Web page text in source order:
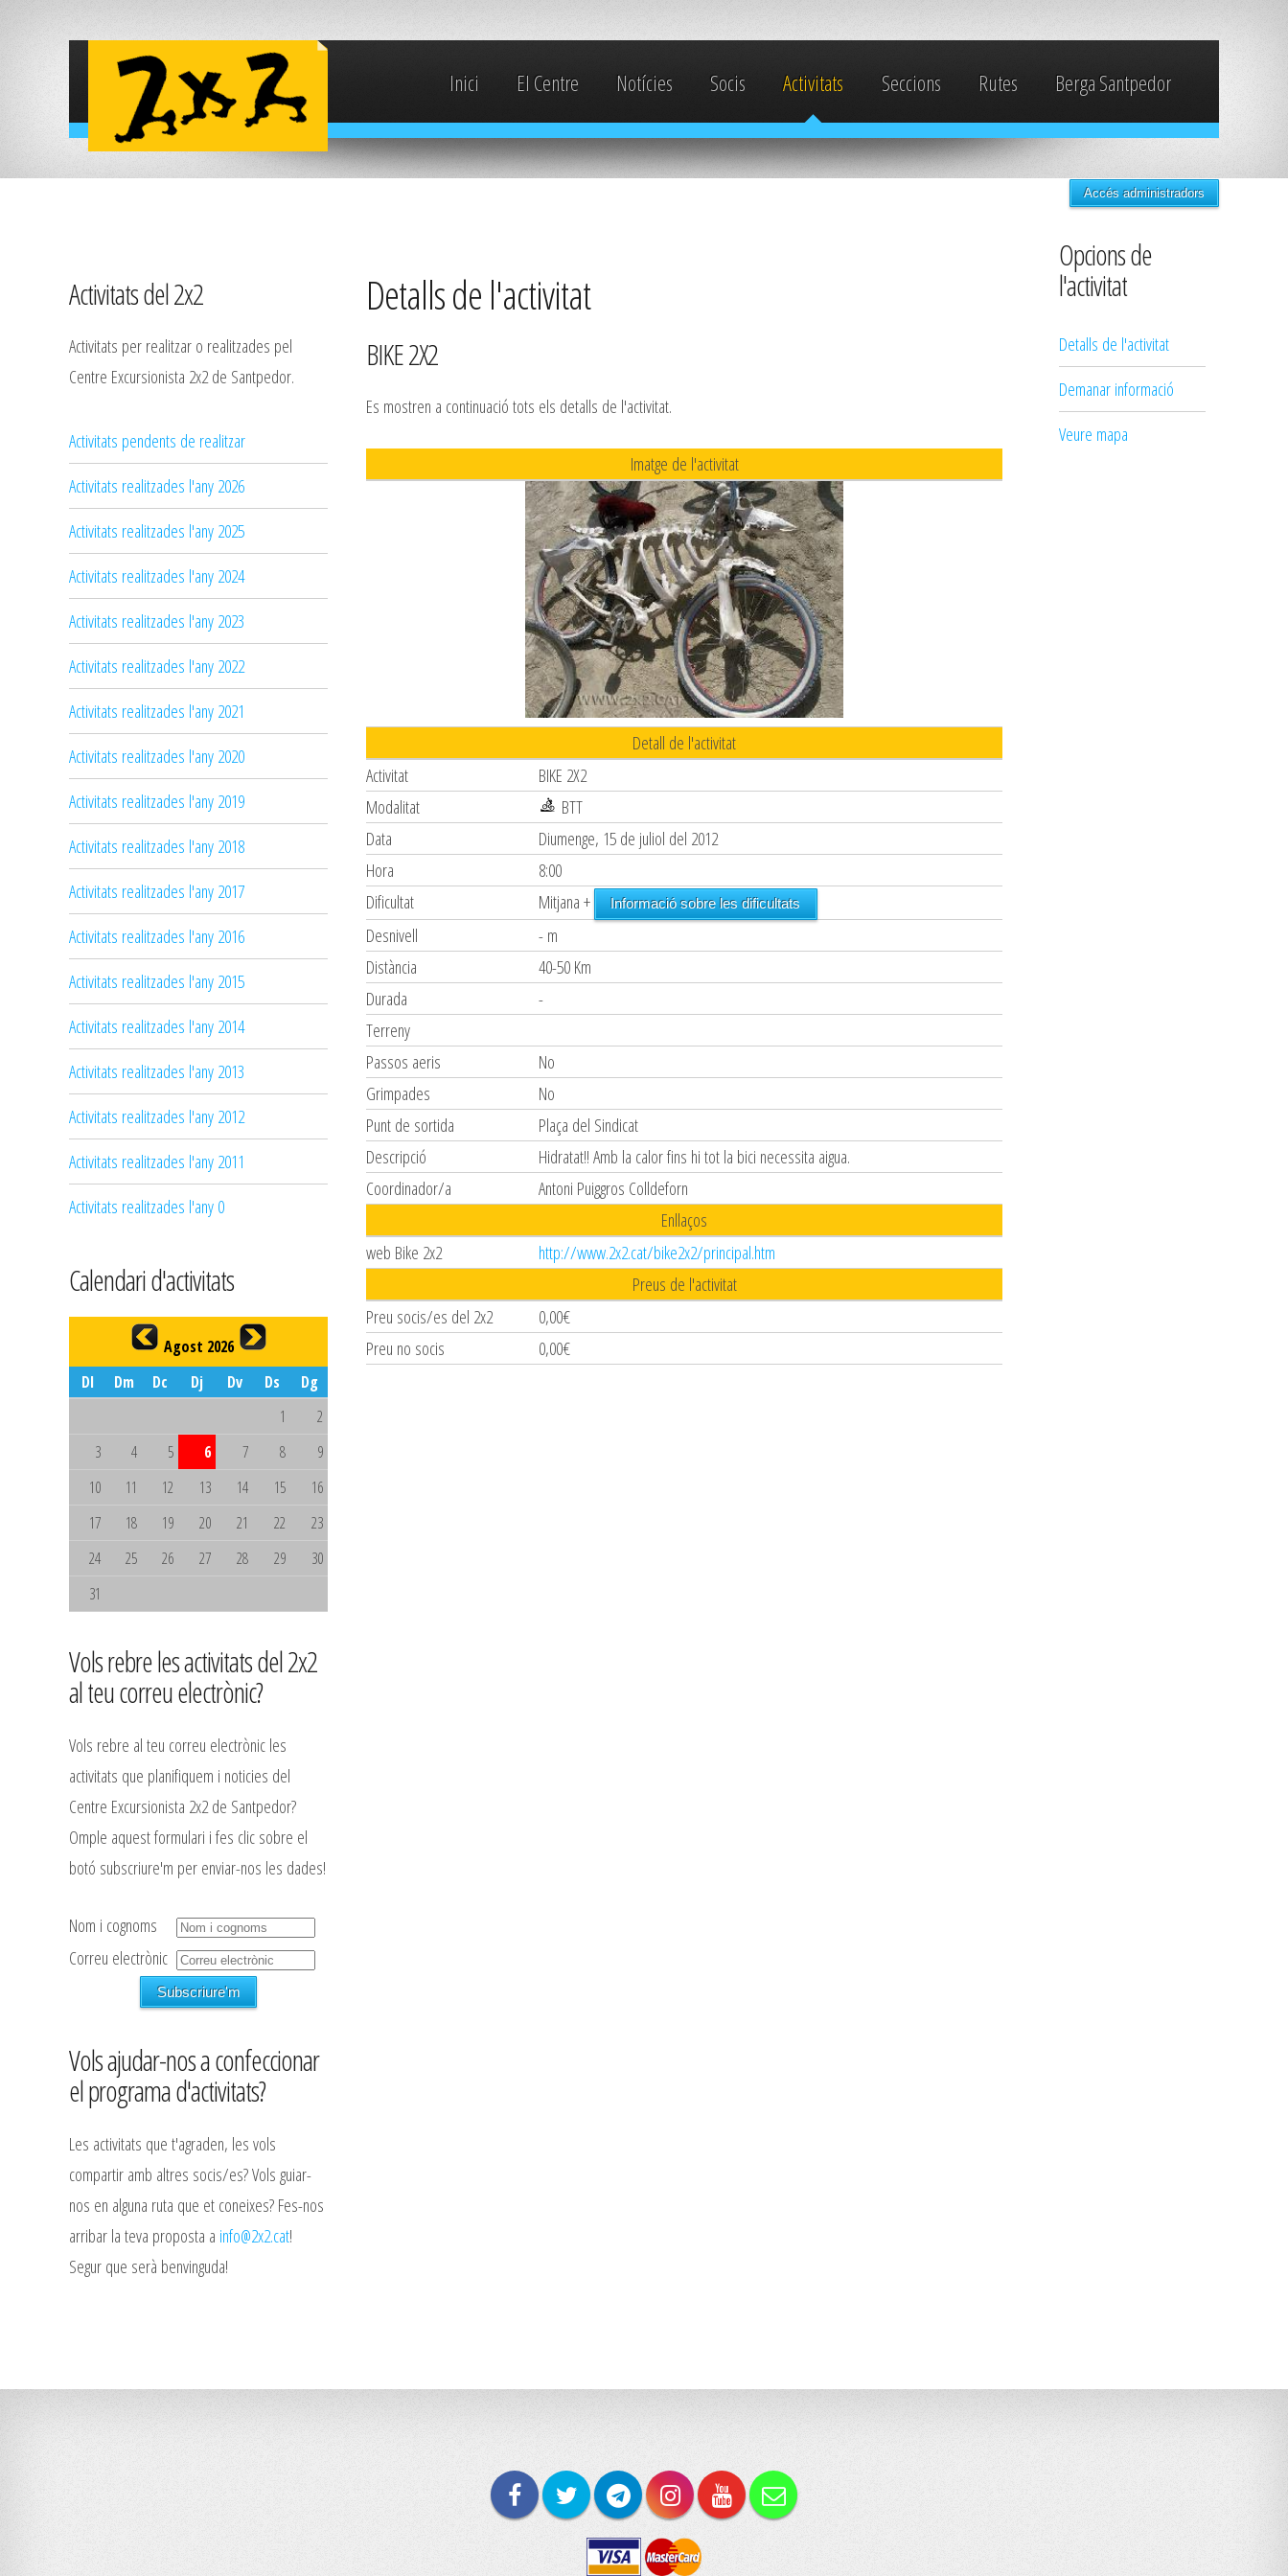
Inici El Centre Notícies Socis Activitats Seccions Rutes Berga Santpedor
Accés administradors
Activitats del 2x2
Activitats per realitzar o realitzades pel
Centre Excursionista 2x2 de Santpedor.
Activitats pendents de realitzar
Activitats realitzades l'any 2026
Activitats realitzades l'any 2025
Activitats realitzades l'any 2024
Activitats realitzades l'any 2023
Activitats realitzades l'any 2022
Activitats realitzades l'any 2021
Activitats realitzades l'any 2020
Activitats realitzades l'any 2019
Activitats realitzades l'any 2018
Activitats realitzades l'any 2017
Activitats realitzades l'any 2016
Activitats realitzades l'any 2015
Activitats realitzades l'any 2014
Activitats realitzades l'any 2013
Activitats realitzades l'any 2012
Activitats realitzades l'any 2011
Activitats realitzades l'any 0
Calendari d'activitats
Agost 2026
Dl
Dm Dc Dj Dv Ds
Dg
1
2
3
4 5 6 7 8
9
10
11 12 13 14 15
16
17
18 19 20 21 22
23
24
25 26 27 28 29
30
31
Vols rebre les activitats del 2x2
al teu correu electrònic?
Vols rebre al teu correu electrònic les
activitats que planifiquem i noticies del
Centre Excursionista 2x2 de Santpedor?
Omple aquest formulari i fes clic sobre el
botó subscriure'm per enviar-nos les dades!
Nom i cognoms
Correu electrònic
Vols ajudar-nos a confeccionar
el programa d'activitats?
Les activitats que t'agraden, les vols
compartir amb altres socis/es? Vols guiar-
nos en alguna ruta que et coneixes? Fes-nos
arribar la teva proposta a info@2x2.cat!
Segur que serà benvinguda!
Detalls de l'activitat
BIKE 2X2
Es mostren a continuació tots els detalls de l'activitat.
Imatge de l'activitat
Detall de l'activitat
Activitat
BIKE 2X2
Modalitat
BTT
Data
Diumenge, 15 de juliol del 2012
Hora
8:00
Dificultat
Mitjana + Informació sobre les dificultats
Desnivell
- m
Distància
40-50 Km
Durada
-
Terreny
Passos aeris
No
Grimpades
No
Punt de sortida
Plaça del Sindicat
Descripció
Hidratat!! Amb la calor fins hi tot la bici necessita aigua.
Coordinador/a
Antoni Puiggros Colldeforn
Enllaços
web Bike 2x2
http://www.2x2.cat/bike2x2/principal.htm
Preus de l'activitat
Preu socis/es del 2x2
0,00€
Preu no socis
0,00€
Opcions de
l'activitat
Detalls de l'activitat
Demanar informació
Veure mapa